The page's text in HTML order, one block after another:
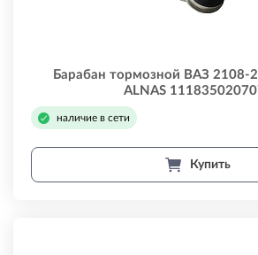
Барабан тормозной ВАЗ 2108-
ALNAS
наличие в сети
Купить